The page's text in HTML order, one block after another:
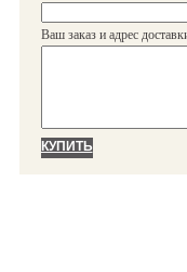
Ваш заказ и адрес